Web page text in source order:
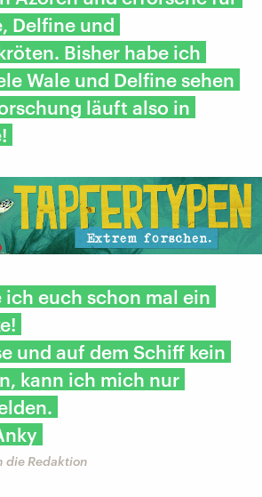
Delfine und
Bisher habe ich
Wale und Delfine sehen
läuft also in
ich euch schon mal ein
und auf dem Schiff kein
kann ich mich nur
die Redaktion